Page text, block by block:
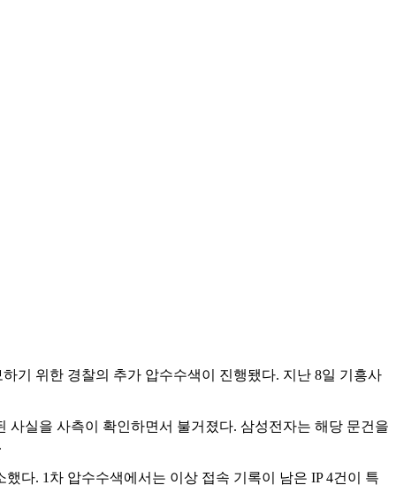
기 위한 경찰의 추가 압수수색이 진행됐다. 지난 8일 기흥사
실을 사측이 확인하면서 불거졌다. 삼성전자는 해당 문건을
다. 1차 압수수색에서는 이상 접속 기록이 남은 IP 4건이 특